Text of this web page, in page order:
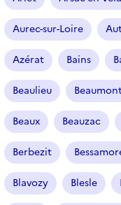
Aurec-sur-Loire
Azérat Bains
Beaulieu
Beaux Beauzac
Berbezit
Blavozy Blesle